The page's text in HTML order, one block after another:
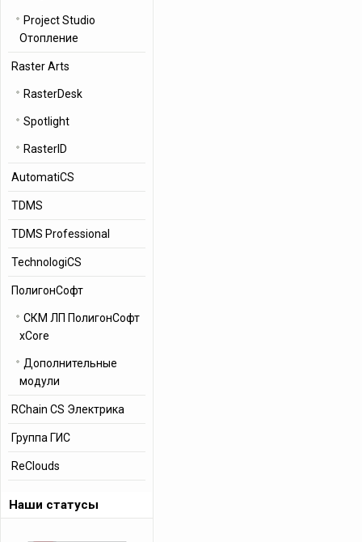
Project Studio
Отопление
Raster Arts
RasterDesk
Spotlight
RasterID
AutomatiCS
TDMS
TDMS Professional
TechnologiCS
ПолигонСофт
СКМ ЛП ПолигонСофт
xCore
Дополнительные
модули
RChain CS Электрика
Группа ГИС
ReClouds
Наши статусы